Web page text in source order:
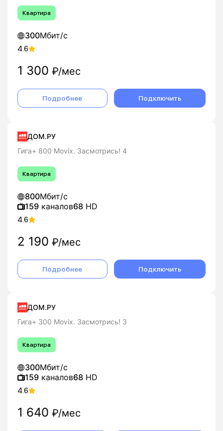
Квартира
300Мбит/с
4.6
1 300 ₽/мес
Подробнее Подключить
ДОМ.РУ
Гига+ 800 Movix. Засмотрись! 4
Квартира
800Мбит/с
159 каналов68 HD
4.6
2 190 ₽/мес
Подробнее Подключить
ДОМ.РУ
Гига+ 300 Movix. Засмотрись! 3
Квартира
300Мбит/с
159 каналов68 HD
4.6
1 640 ₽/мес